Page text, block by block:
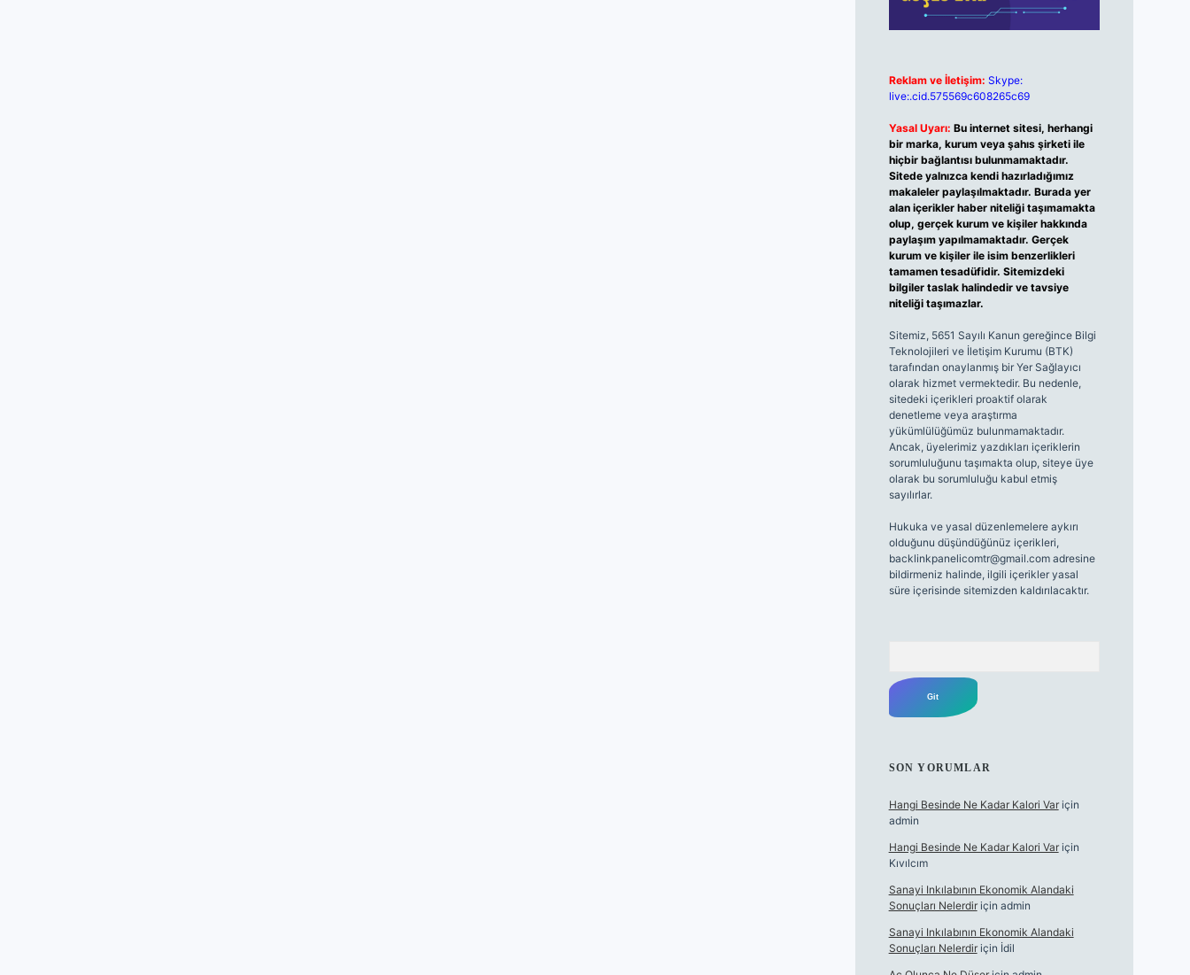
Reklam ve İletişim: Skype:
live:.cid.575569c608265c69
Yasal Uyarı: Bu internet sitesi, herhangi
bir marka, kurum veya şahıs şirketi ile
hiçbir bağlantısı bulunmamaktadır.
Sitede yalnızca kendi hazırladığımız
makaleler paylaşılmaktadır. Burada yer
alan içerikler haber niteliği taşımamakta
olup, gerçek kurum ve kişiler hakkında
paylaşım yapılmamaktadır. Gerçek
kurum ve kişiler ile isim benzerlikleri
tamamen tesadüfidir. Sitemizdeki
bilgiler taslak halindedir ve tavsiye
niteliği taşımazlar.
Sitemiz, 5651 Sayılı Kanun gereğince Bilgi
Teknolojileri ve İletişim Kurumu (BTK)
tarafından onaylanmış bir Yer Sağlayıcı
olarak hizmet vermektedir. Bu nedenle,
sitedeki içerikleri proaktif olarak
denetleme veya araştırma
yükümlülüğümüz bulunmamaktadır.
Ancak, üyelerimiz yazdıkları içeriklerin
sorumluluğunu taşımakta olup, siteye üye
olarak bu sorumluluğu kabul etmiş
sayılırlar.
Hukuka ve yasal düzenlemelere aykırı
olduğunu düşündüğünüz içerikleri,
backlinkpanelicomtr@gmail.comadresine
bildirmeniz halinde, ilgili içerikler yasal
süre içerisinde sitemizden kaldırılacaktır.
SON YORUMLAR
Hangi Besinde Ne Kadar Kalori Variçin
admin
Hangi Besinde Ne Kadar Kalori Variçin
Kıvılcım
Sanayi Inkılabının Ekonomik Alandaki
Sonuçları Nelerdiriçin admin
Sanayi Inkılabının Ekonomik Alandaki
Sonuçları Nelerdiriçin İdil